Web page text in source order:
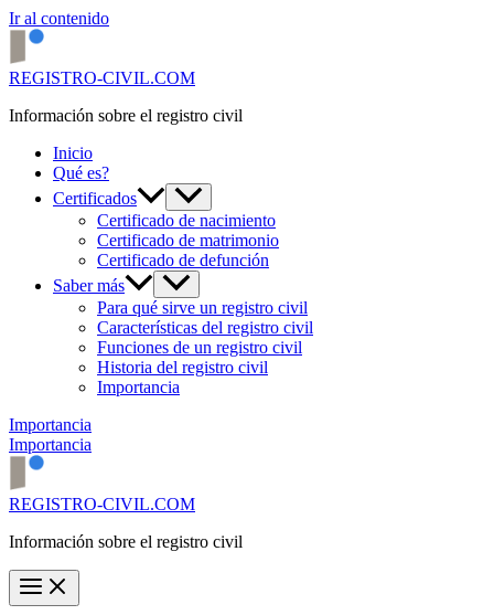
Ir al contenido
REGISTRO-CIVIL.COM
Información sobre el registro civil
Inicio
Qué es?
Certificados
Certificado de nacimiento
Certificado de matrimonio
Certificado de defunción
Saber más
Para qué sirve un registro civil
Características del registro civil
Funciones de un registro civil
Historia del registro civil
Importancia
Importancia
Importancia
REGISTRO-CIVIL.COM
Información sobre el registro civil